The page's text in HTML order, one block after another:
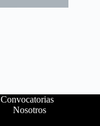
Convocatorias
Nosotros